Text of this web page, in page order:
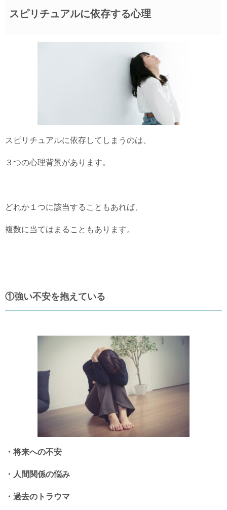
スピリチュアルに依存する心理
スピリチュアルに依存してしまうのは、
３つの心理背景があります。
どれか１つに該当することもあれば、
複数に当てはまることもあります。
①強い不安を抱えている
・将来への不安
・人間関係の悩み
・過去のトラウマ